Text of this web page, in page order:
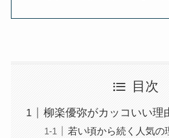
目次
柳楽優弥がカッコいい理
若い頃から続く人気の